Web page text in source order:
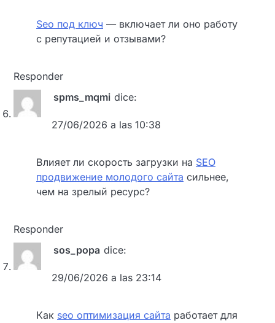
Seo под ключ — включает ли оно работу
с репутацией и отзывами?
Responder
spms_mqmi dice:
27/06/2026 a las 10:38
Влияет ли скорость загрузки на SEO
продвижение молодого сайта сильнее,
чем на зрелый ресурс?
Responder
sos_popa dice:
29/06/2026 a las 23:14
Как seo оптимизация сайта работает для